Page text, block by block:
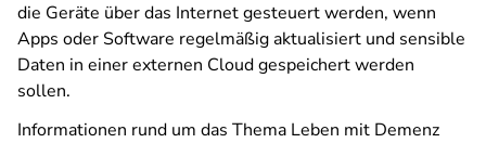
die Geräte über das Internet gesteuert werden, wenn
Apps oder Software regelmäßig aktualisiert und sensible
Daten in einer externen Cloud gespeichert werden
sollen.
Informationen rund um das Thema Leben mit Demenz